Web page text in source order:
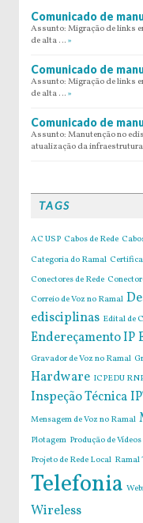
Comunicado de
Assunto: Migração de links
de alta … »
Comunicado de
Assunto: Migração de links
de alta … »
Comunicado de
Assunto: Manutenção no
atualização da
TAGS
AC USP Cabos de Rede
Categoria do Ramal
Conectores de Rede
Correio de Voz no Ramal
edisciplinas Edital de
Endereçamento IP
Gravador de Voz no Ramal
Hardware ICPEDU
Inspeção Técnica
Mensagem de Voz no Ramal
Plotagem Produção de Vídeos
Projeto de Rede Local Ramal
Telefonia
Wireless